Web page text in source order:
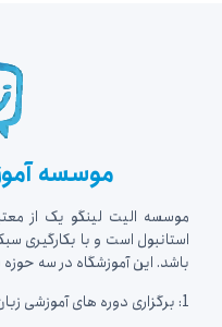
موسسه
موسسه الیت لینگو یک از
استانبول است و با
باشد. این آموزشگاه در سه
1: برگزاری دوره های آموزشی زبان های خارجه